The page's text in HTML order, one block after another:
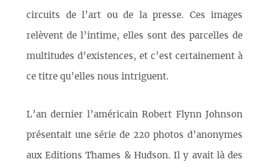
circuits de l’art ou de la presse. Ces images
relèvent de l’intime, elles sont des parcelles de
multitudes d’existences, et c’est certainement à
ce titre qu’elles nous intriguent.
L’an dernier l’américain Robert Flynn Johnson
présentait une série de 220 photos d’anonymes
aux Editions Thames & Hudson. Il y avait là des